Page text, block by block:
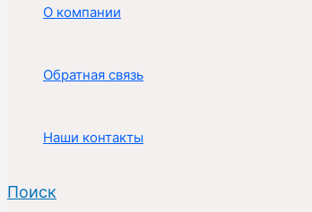
О компании
Обратная связь
Наши контакты
Поиск